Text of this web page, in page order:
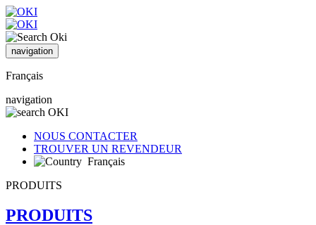
navigation
Français
navigation
NOUS CONTACTER
TROUVER UN REVENDEUR
Français
PRODUITS
PRODUITS